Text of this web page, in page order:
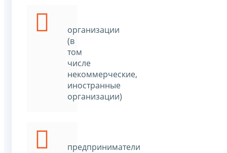
организации
(в
том
числе
некоммерческие,
иностранные
организации)
предприниматели